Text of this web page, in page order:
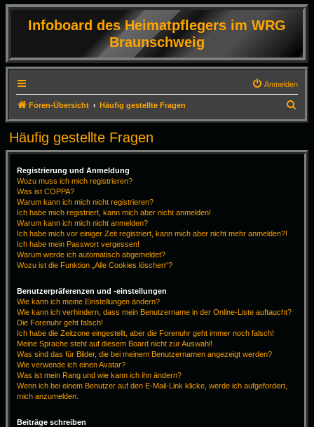
Infoboard des Heimatpflegers im WRG
Braunschweig
Anmelden
Foren-Übersicht Häufig gestellte Fragen
u
h
Häufig gestellte Fragen
Registrierung und Anmeldung
Wozu muss ich mich registrieren?
Was ist COPPA?
Warum kann ich mich nicht registrieren?
Ich habe mich registriert, kann mich aber nicht anmelden!
Warum kann ich mich nicht anmelden?
Ich habe mich vor einiger Zeit registriert, kann mich aber nicht mehr anmelden?!
Ich habe mein Passwort vergessen!
Warum werde ich automatisch abgemeldet?
Wozu ist die Funktion „Alle Cookies löschen“?
Benutzerpräferenzen und -einstellungen
Wie kann ich meine Einstellungen ändern?
Wie kann ich verhindern, dass mein Benutzername in der Online-Liste auftaucht?
Die Forenuhr geht falsch!
Ich habe die Zeitzone eingestellt, aber die Forenuhr geht immer noch falsch!
Meine Sprache steht auf diesem Board nicht zur Auswahl!
Was sind das für Bilder, die bei meinem Benutzernamen angezeigt werden?
Wie verwende ich einen Avatar?
Was ist mein Rang und wie kann ich ihn ändern?
Wenn ich bei einem Benutzer auf den E-Mail-Link klicke, werde ich aufgefordert,
mich anzumelden.
Beiträge schreiben